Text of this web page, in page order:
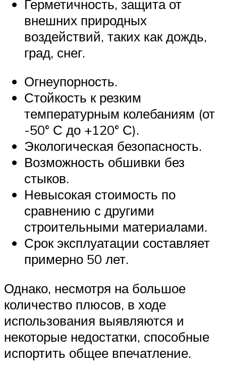
Герметичность, защита от
внешних природных
воздействий, таких как дождь,
град, снег.
Огнеупорность.
Стойкость к резким
температурным колебаниям (от
-50° С до +120° С).
Экологическая безопасность.
Возможность обшивки без
стыков.
Невысокая стоимость по
сравнению с другими
строительными материалами.
Срок эксплуатации составляет
примерно 50 лет.
Однако, несмотря на большое
количество плюсов, в ходе
использования выявляются и
некоторые недостатки, способные
испортить общее впечатление.